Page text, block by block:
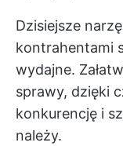
Dzisiejsze
kontrahentami
wydajne.
sprawy, dzięki
konkurencję i
należy.